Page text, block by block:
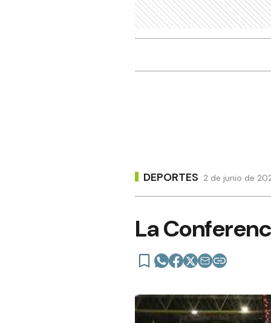
DEPORTES 2 de junio de
La